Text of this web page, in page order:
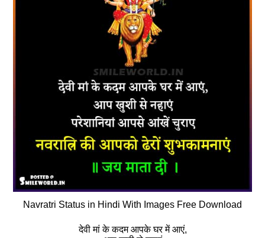
Navratri Status in Hindi With Images Free Download
देवी मां के कदम आपके घर में आएं,